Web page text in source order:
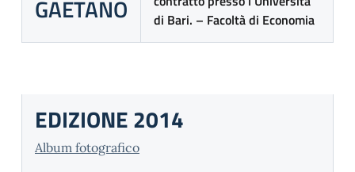
GAETANO
di Bari. – Facoltà di Economia
EDIZIONE 2014
Album fotografico